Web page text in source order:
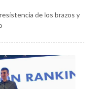
de los brazos y